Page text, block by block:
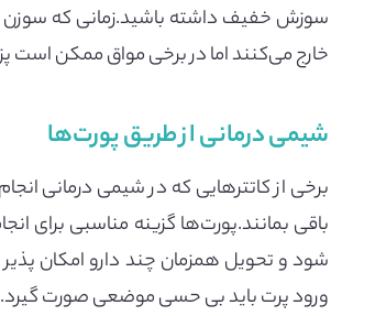
سوزش خفیف داشته باشید.زمانی که سوزن
خارج می‌کنند اما در برخی مواق ممکن است
شیمی درمانی از طریق پورت‌ها
برخی از کاتترهایی که در شیمی درمانی
باقی بمانند.پورت‌ها گزینه مناسبی برای
شود و تحویل همزمان چند دارو امکان
ورود پرت باید بی حسی موضعی صورت